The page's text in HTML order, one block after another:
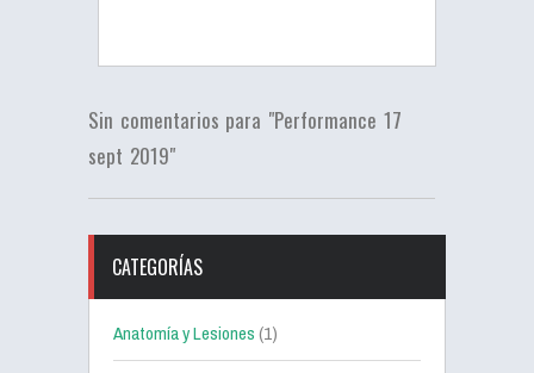
Sin comentarios para "Performance 17
sept 2019"
CATEGORÍAS
Anatomía y Lesiones(1)